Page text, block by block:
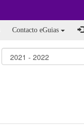
Contacto eGuias